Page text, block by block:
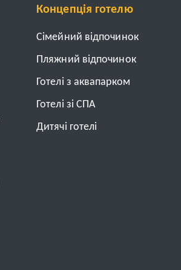
Концепція готелю
Cімейний відпочинок
Пляжний відпочинок
Готелі з аквапарком
Готелі зі СПА
Дитячі готелі